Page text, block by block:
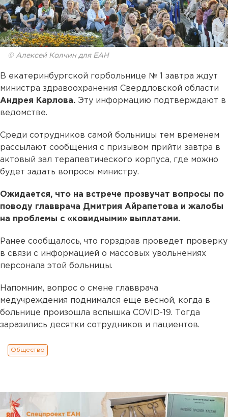
© Алексей Колчин для ЕАН
В екатеринбургской горбольнице № 1 завтра ждут
министра здравоохранения Свердловской области
Андрея Карлова. Эту информацию подтверждают в
ведомстве.
Среди сотрудников самой больницы тем временем
рассылают сообщения с призывом прийти завтра в
актовый зал терапевтического корпуса, где можно
будет задать вопросы министру.
Ожидается, что на встрече прозвучат вопросы по
поводу главврача Дмитрия Айрапетова и жалобы
на проблемы с «ковидными» выплатами.
Ранее сообщалось, что горздрав проведет проверку
в связи с информацией о массовых увольнениях
персонала этой больницы.
Напомним, вопрос о смене главврача
медучреждения поднимался еще весной, когда в
больнице произошла вспышка COVID-19. Тогда
заразились десятки сотрудников и пациентов.
Общество